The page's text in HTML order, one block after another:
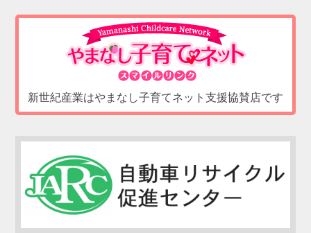
新世紀産業はやまなし子育てネット支援協賛店です